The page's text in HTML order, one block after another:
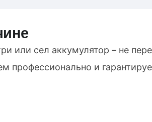
или сел аккумулятор – не
профессионально и